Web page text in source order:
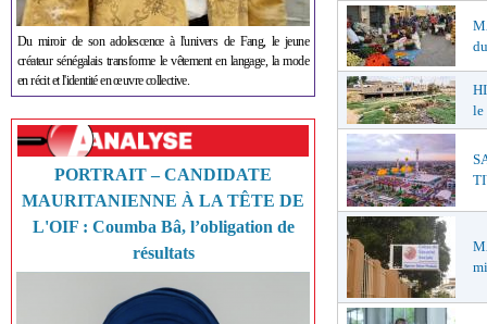
Du miroir de son adolescence à l'univers de Fang, le jeune
créateur sénégalais transforme le vêtement en langage, la mode
en récit et l'identité en œuvre collective.
PORTRAIT – CANDIDATE
MAURITANIENNE À LA TÊTE DE
L'OIF : Coumba Bâ, l’obligation de
résultats
le